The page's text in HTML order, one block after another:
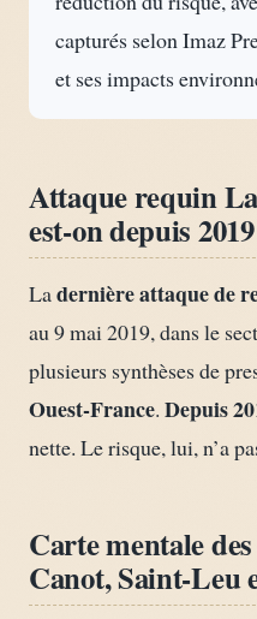
capturés selon Imaz
et ses impacts
Attaque requin
est-on depuis
Ladernière attaque de
au 9 mai 2019, dans le
plusieurs synthèses de
Ouest-France. Depuis
nette. Le risque, lui, n’a
Carte mentale
Canot, Saint-Leu